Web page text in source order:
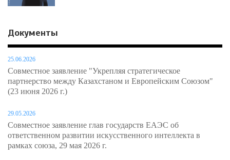
Документы
25.06.2026
Совместное заявление "Укрепляя стратегическое
партнерство между Казахстаном и Европейским Союзом"
(23 июня 2026 г.)
29.05.2026
Совместное заявление глав государств ЕАЭС об
ответственном развитии искусственного интеллекта в
рамках союза, 29 мая 2026 г.